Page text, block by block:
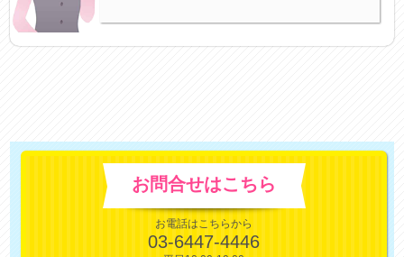
お問合せはこちら
お電話はこちらから
03-6447-4446